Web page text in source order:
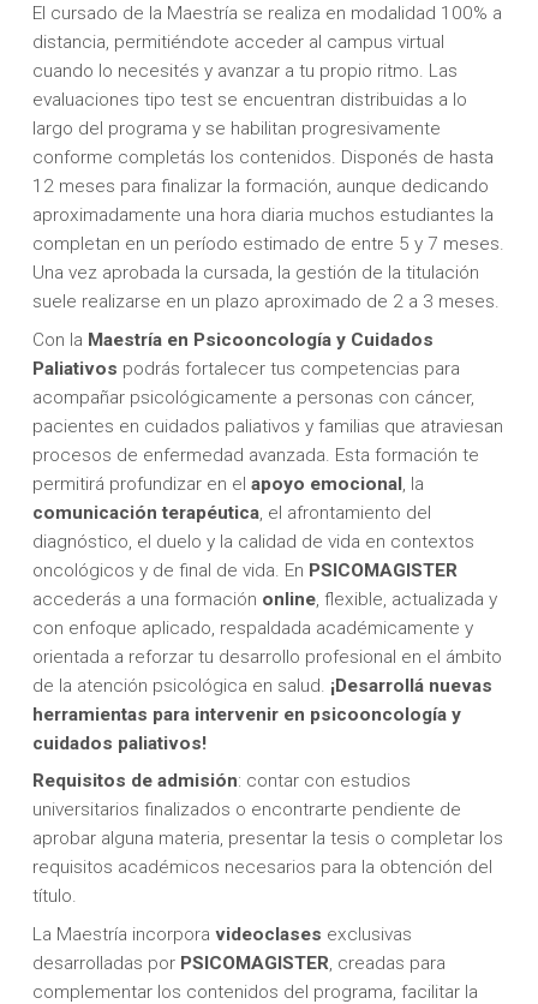
El cursado de la Maestría se realiza en modalidad 100% a
distancia, permitiéndote acceder al campus virtual
cuando lo necesités y avanzar a tu propio ritmo. Las
evaluaciones tipo test se encuentran distribuidas a lo
largo del programa y se habilitan progresivamente
conforme completás los contenidos. Disponés de hasta
12 meses para finalizar la formación, aunque dedicando
aproximadamente una hora diaria muchos estudiantes la
completan en un período estimado de entre 5 y 7 meses.
Una vez aprobada la cursada, la gestión de la titulación
suele realizarse en un plazo aproximado de 2 a 3 meses.
Con la Maestría en Psicooncología y Cuidados
Paliativos podrás fortalecer tus competencias para
acompañar psicológicamente a personas con cáncer,
pacientes en cuidados paliativos y familias que atraviesan
procesos de enfermedad avanzada. Esta formación te
permitirá profundizar en el apoyo emocional, la
comunicación terapéutica, el afrontamiento del
diagnóstico, el duelo y la calidad de vida en contextos
oncológicos y de final de vida. En PSICOMAGISTER
accederás a una formación online, flexible, actualizada y
con enfoque aplicado, respaldada académicamente y
orientada a reforzar tu desarrollo profesional en el ámbito
de la atención psicológica en salud. ¡Desarrollá nuevas
herramientas para intervenir en psicooncología y
cuidados paliativos!
Requisitos de admisión: contar con estudios
universitarios finalizados o encontrarte pendiente de
aprobar alguna materia, presentar la tesis o completar los
requisitos académicos necesarios para la obtención del
título.
La Maestría incorpora videoclases exclusivas
desarrolladas porPSICOMAGISTER, creadas para
complementar los contenidos del programa, facilitar la